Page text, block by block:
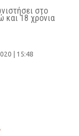
στο
και 18 χρόνια
| 15:48